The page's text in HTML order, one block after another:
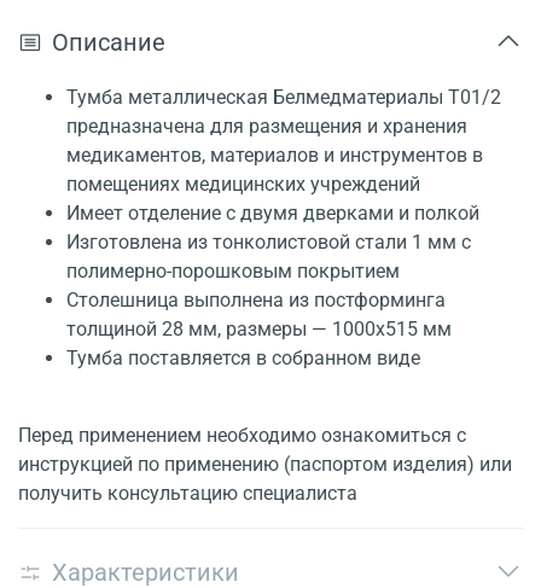
Описание
Тумба металлическая Белмедматериалы Т01/2
предназначена для размещения и хранения
медикаментов, материалов и инструментов в
помещениях медицинских учреждений
Имеет отделение с двумя дверками и полкой
Изготовлена из тонколистовой стали 1 мм с
полимерно-порошковым покрытием
Столешница выполнена из постформинга
толщиной 28 мм, размеры — 1000х515 мм
Тумба поставляется в собранном виде
Перед применением необходимо ознакомиться с
инструкцией по применению (паспортом изделия) или
получить консультацию специалиста
Характеристики